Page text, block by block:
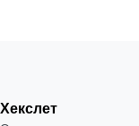
Хекслет